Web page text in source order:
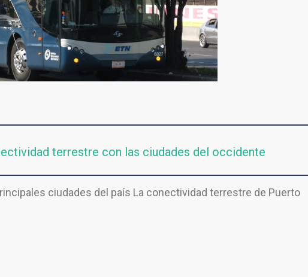
terrestre con las ciudades del occidente
ciudades del país La conectividad terrestre de Puerto